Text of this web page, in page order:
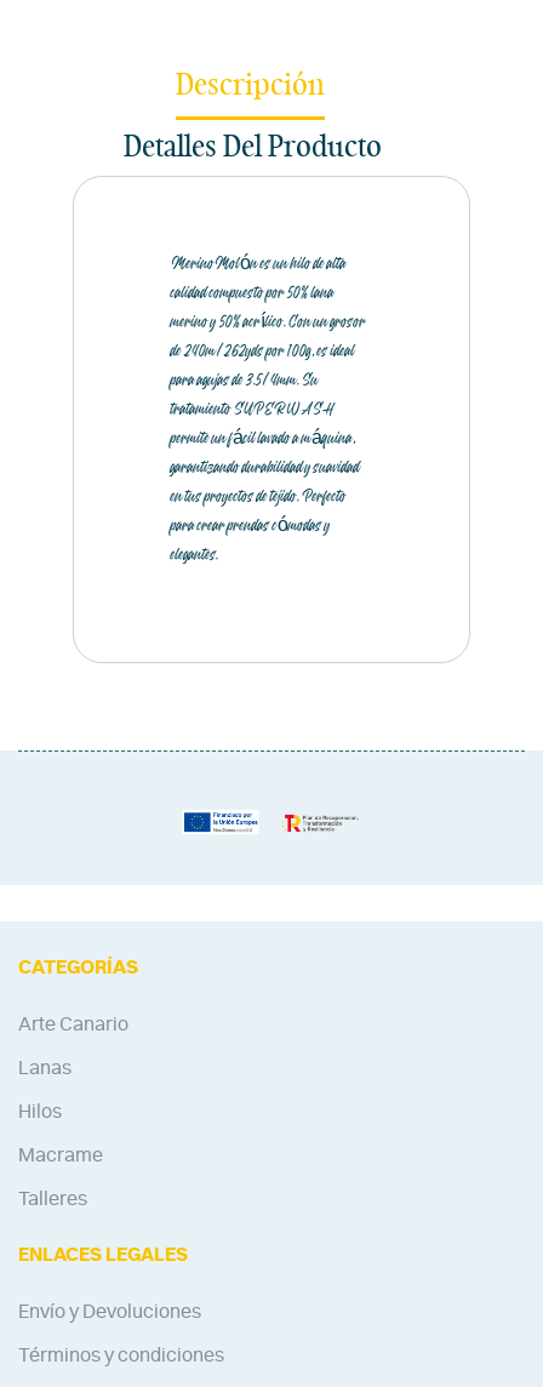
Descripción
Detalles Del Producto
MerinoMolón es un hilo de alta
calidad compuesto por 50% lana
merino y 50% acrílico. Con un grosor
de 240m/262yds por 100g, es ideal
para agujas de 3.5/4mm. Su
tratamiento SUPERWASH
permite un fácil lavado a máquina,
garantizando durabilidad y suavidad
en tus proyectos de tejido. Perfecto
para crear prendas cómodas y
elegantes.
CATEGORÍAS
Arte Canario
Lanas
Hilos
Macrame
Talleres
ENLACES LEGALES
Envío y Devoluciones
Términos y condiciones